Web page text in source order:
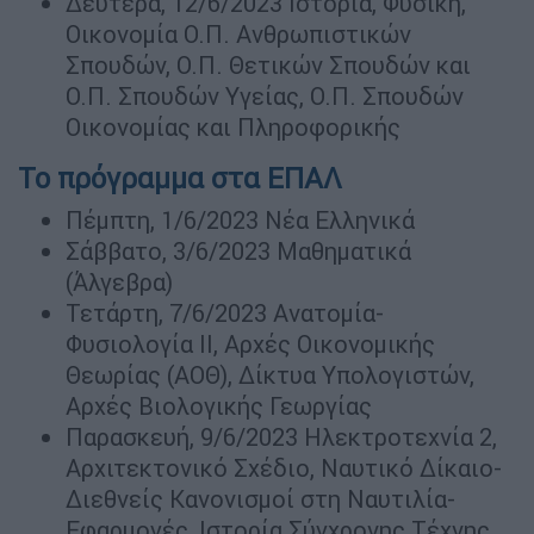
Οικονομία Ο.Π. Ανθρωπιστικών
Σπουδών, Ο.Π. Θετικών Σπουδών και
Ο.Π. Σπουδών Υγείας, Ο.Π. Σπουδών
Οικονομίας και Πληροφορικής
Το πρόγραμμα στα ΕΠΑΛ
Πέμπτη, 1/6/2023 Νέα Ελληνικά
Σάββατο, 3/6/2023 Μαθηματικά
(Άλγεβρα)
Τετάρτη, 7/6/2023 Ανατομία-
Φυσιολογία ΙΙ, Αρχές Οικονομικής
Θεωρίας (ΑΟΘ), Δίκτυα Υπολογιστών,
Αρχές Βιολογικής Γεωργίας
Παρασκευή, 9/6/2023 Ηλεκτροτεχνία 2,
Αρχιτεκτονικό Σχέδιο, Ναυτικό Δίκαιο-
Διεθνείς Κανονισμοί στη Ναυτιλία-